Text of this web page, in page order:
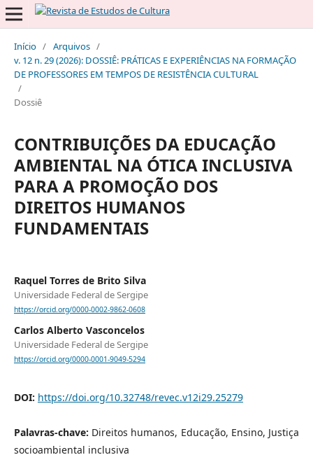
Início / Arquivos /
v. 12 n. 29 (2026): DOSSIÊ: PRÁTICAS E EXPERIÊNCIAS NA FORMAÇÃO
DE PROFESSORES EM TEMPOS DE RESISTÊNCIA CULTURAL
/
Dossiê
CONTRIBUIÇÕES DA EDUCAÇÃO
AMBIENTAL NA ÓTICA INCLUSIVA
PARA A PROMOÇÃO DOS
DIREITOS HUMANOS
FUNDAMENTAIS
Raquel Torres de Brito Silva
Universidade Federal de Sergipe
https://orcid.org/0000-0002-9862-0608
Carlos Alberto Vasconcelos
Universidade Federal de Sergipe
https://orcid.org/0000-0001-9049-5294
DOI: https://doi.org/10.32748/revec.v12i29.25279
Palavras-chave: Direitos humanos, Educação, Ensino, Justiça
socioambiental inclusiva